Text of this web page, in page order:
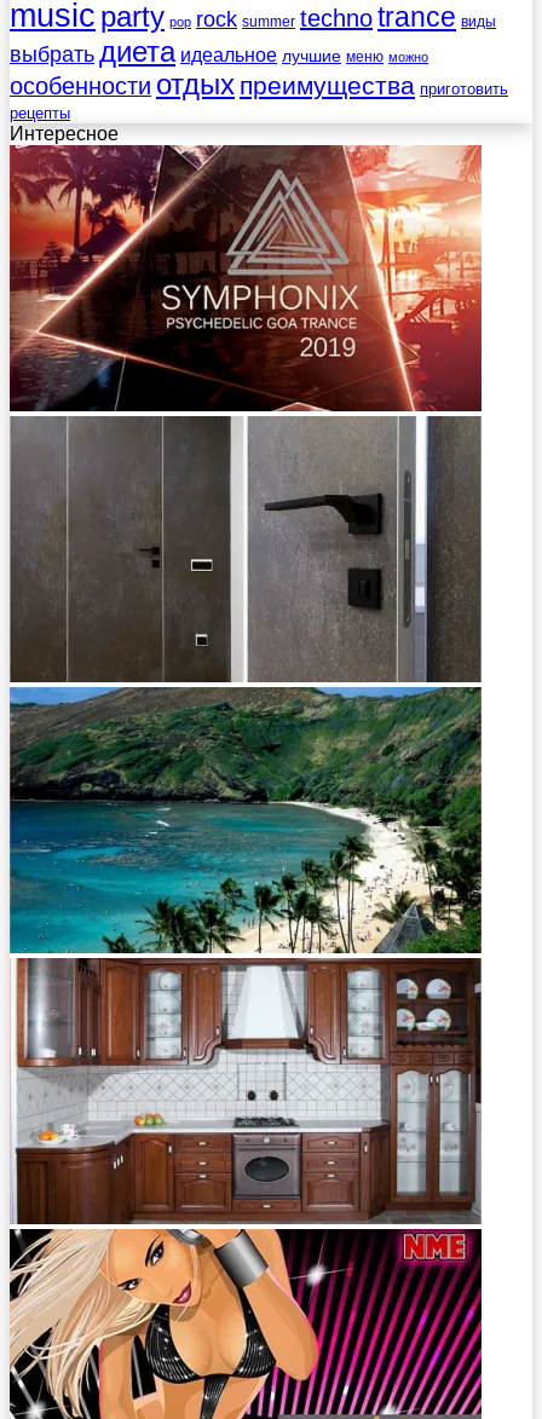
music party pop rock summer technotrance виды
выбратьдиета идеальное лучшие меню можно
особенности отдых преимущества приготовить
рецепты
Интересное